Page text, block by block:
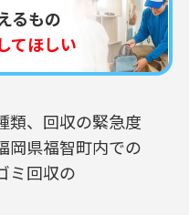
るもの
てほしい
類、回収の緊急度
岡県福智町内での
ミ回収の